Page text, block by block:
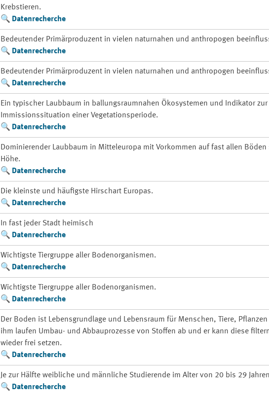
Krebstieren.
Datenrecherche
Bedeutender Primärproduzent in vielen naturnahen und anthropogen
Datenrecherche
Bedeutender Primärproduzent in vielen naturnahen und anthropogen
Datenrecherche
Ein typischer Laubbaum in ballungsraumnahen Ökosystemen und Indikator
Immissionssituation einer Vegetationsperiode.
Datenrecherche
Dominierender Laubbaum in Mitteleuropa mit Vorkommen auf fast allen
Höhe.
Datenrecherche
Die kleinste und häufigste Hirschart Europas.
Datenrecherche
In fast jeder Stadt heimisch
Datenrecherche
Wichtigste Tiergruppe aller Bodenorganismen.
Datenrecherche
Wichtigste Tiergruppe aller Bodenorganismen.
Datenrecherche
Der Boden ist Lebensgrundlage und Lebensraum für Menschen, Tiere,
ihm laufen Umbau- und Abbauprozesse von Stoffen ab und er kann diese
wieder frei setzen.
Datenrecherche
Je zur Hälfte weibliche und männliche Studierende im Alter von 20 bis 29
Datenrecherche